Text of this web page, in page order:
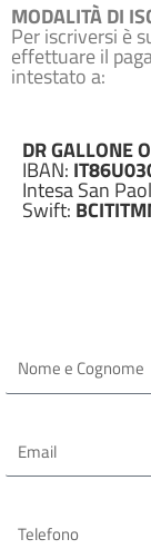
MODALITÀ DI
Per iscriversi è
effettuare il
intestato a:
DR GALLONE
IBAN:
Intesa San
Swift:
m
o
m
a